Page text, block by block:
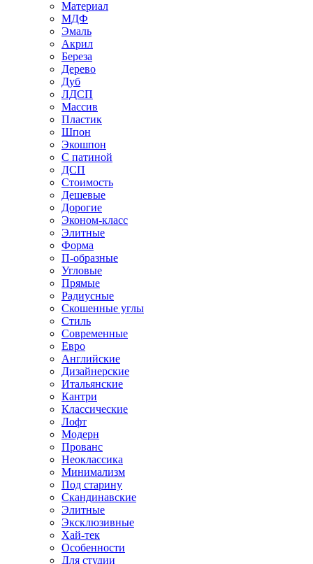
Материал
МДФ
Эмаль
Акрил
Береза
Дерево
Дуб
ЛДСП
Массив
Пластик
Шпон
Экошпон
С патиной
ДСП
Стоимость
Дешевые
Дорогие
Эконом-класс
Элитные
Форма
П-образные
Угловые
Прямые
Радиусные
Скошенные углы
Стиль
Современные
Евро
Английские
Дизайнерские
Итальянские
Кантри
Классические
Лофт
Модерн
Прованс
Неоклассика
Минимализм
Под старину
Скандинавские
Элитные
Эксклюзивные
Хай-тек
Особенности
Для студии